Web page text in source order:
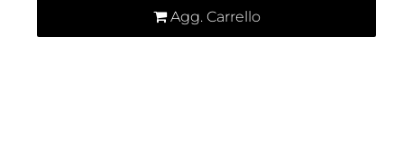
Agg. Carrello